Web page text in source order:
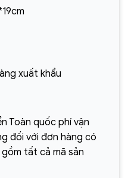
xuất khẩu
Toàn quốc phí vận
đối với đơn hàng có
tất cả mã sản